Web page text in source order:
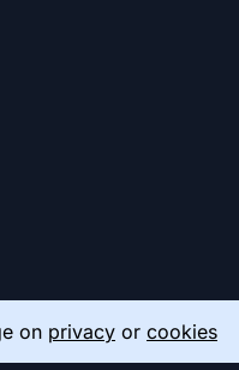
on privacy or cookies